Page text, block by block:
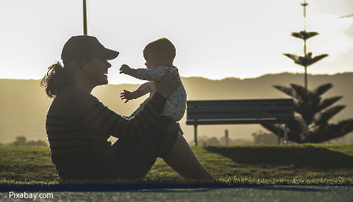
Pixabay.com